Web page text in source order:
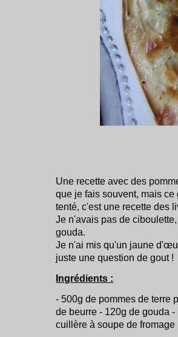
Une recette avec des
que je fais souvent, mais
tenté, c'est une recette des
Je n'avais pas de
gouda.
Je n'ai mis qu'un jaune
juste une question de gout !
Ingrédients :
- 500g de pommes de terre
de beurre - 120g de gouda
cuillère à soupe de